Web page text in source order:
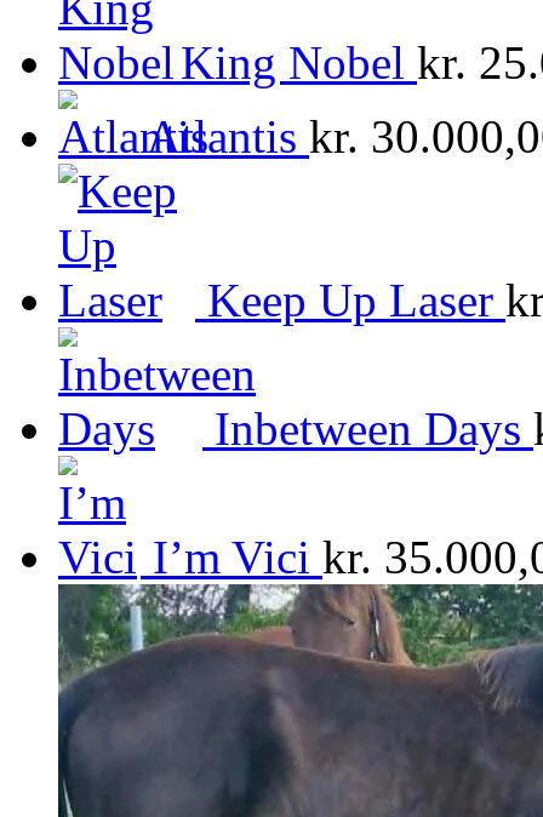
King Nobel kr.
Atlantis kr.
Keep Up Laser
Inbetween Days
I’m Vici kr.